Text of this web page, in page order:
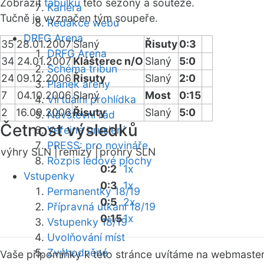
Kariéra
Redakce webu
DRFG Arena
DRFG Arena
Schéma tribun
Plánek areny
Virtuální prohlídka
Návštěvní řád
Veřejné bruslení
PRESS: pro novináře
Rozpis ledové plochy
Vstupenky
Permanentky 18/19
Přípravná utkání 18/19
Vstupenky 18/19
Uvolňování míst
Zvýhodněné
Zobrazit tabulku této sezóny a soutěže.
Tučně je vyznačen tým soupeře.
35 28.01.2007 Slaný Řisuty0:3
34 24.01.2007Klášterec n/O Slaný
5:0
24 09.12.2006 Řisuty Slaný
2:0
7
04.10.2006Slaný Most
0:15
2
16.09.2006Řisuty Slaný 5:0
Četnost výsledků
výhry SLN | remízy |prohry SLN
0:2 1x
0:3 1x
0:5 2x
0:151x
Vaše připomínky k této stránce uvítáme na webmaster